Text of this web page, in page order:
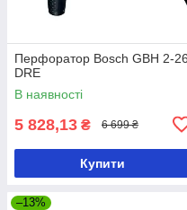
Перфоратор Bosch GBH 2-26
DRE
В наявності
5 828,13 ₴ 6 699 ₴
Купити
–13%